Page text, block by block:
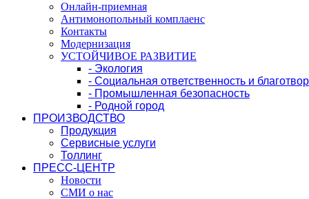
Онлайн-приемная
Антимонопольный комплаенс
Контакты
Модернизация
УСТОЙЧИВОЕ РАЗВИТИЕ
- Экология
- Социальная ответственность и
- Промышленная безопасность
- Родной город
ПРОИЗВОДСТВО
Продукция
Сервисные услуги
Толлинг
ПРЕСС-ЦЕНТР
Новости
СМИ о нас